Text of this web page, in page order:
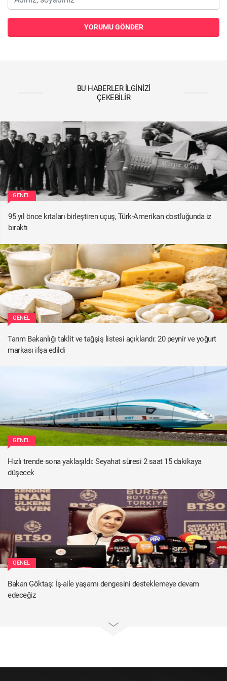
YORUMU GÖNDER
BU HABERLER İLGINIZI
ÇEKEBILIR
GENEL
95 yıl önce kıtaları birleştiren uçuş, Türk-Amerikan dostluğunda iz
bıraktı
GENEL
Tarım Bakanlığı taklit ve tağşiş listesi açıklandı: 20 peynir ve yoğurt
markası ifşa edildi
GENEL
Hızlı trende sona yaklaşıldı: Seyahat süresi 2 saat 15 dakikaya
düşecek
GENEL
Bakan Göktaş: İş-aile yaşamı dengesini desteklemeye devam
edeceğiz